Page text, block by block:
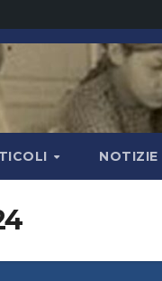
NOTIZIE